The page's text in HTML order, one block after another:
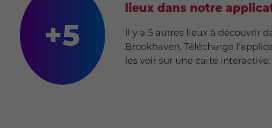
+5
lieux dans notre
Il y a 5 autres lieux à découvrir
Brookhaven. Télécharge
les voir sur une carte interactive.